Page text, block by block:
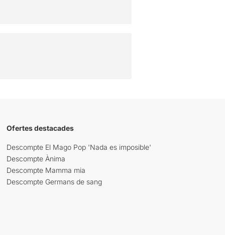
Ofertes destacades
Descompte El Mago Pop 'Nada es imposible'
Descompte Ànima
Descompte Mamma mia
Descompte Germans de sang